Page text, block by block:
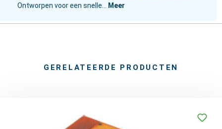
Ontworpen voor een snelle…
Meer
GERELATEERDE PRODUCTEN